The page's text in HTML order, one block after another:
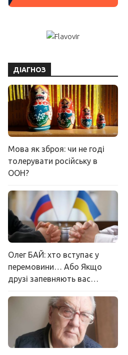
ДІАГНОЗ
Мова як зброя: чи не годі
толерувати російську в
ООН?
Олег БАЙ: хто вступає у
перемовини… Або Якщо
друзі запевняють вас…